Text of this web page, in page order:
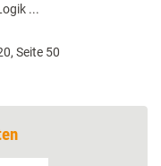
...
Seite 50